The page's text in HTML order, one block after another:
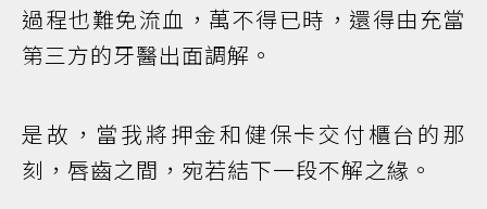
過程也難免流血，萬不得已時，還得由充當
第三方的牙醫出面調解。
是故，當我將押金和健保卡交付櫃台的那
刻，唇齒之間，宛若結下一段不解之緣。